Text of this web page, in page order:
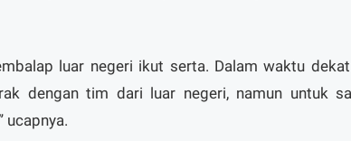
luar negeri ikut serta. Dalam waktu
dengan tim dari luar negeri, namun untuk
ucapnya.